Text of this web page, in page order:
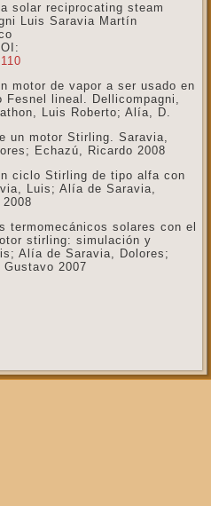
solar reciprocating steam
Luis Saravia Martín
motor de vapor a ser usado en
Fesnel lineal. Dellicompagni,
Luis Roberto; Alía, D.
un motor Stirling. Saravia,
Echazú, Ricardo 2008
ciclo Stirling de tipo alfa con
Luis; Alía de Saravia,
termomecánicos solares con el
stirling: simulación y
Alía de Saravia, Dolores;
2007